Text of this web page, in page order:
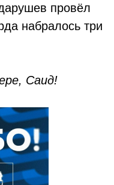
провёл
набралось три
Саид!